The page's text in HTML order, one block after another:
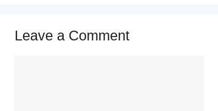
Leave a Comment